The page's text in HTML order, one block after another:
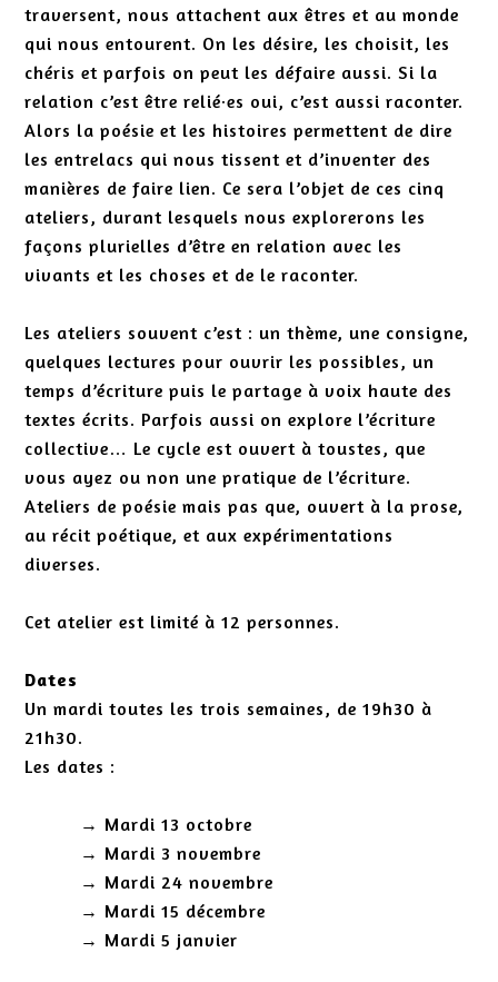
traversent, nous attachent aux êtres et au monde
qui nous entourent. On les désire, les choisit, les
chéris et parfois on peut les défaire aussi. Si la
relation c’est être relié·es oui, c’est aussi raconter.
Alors la poésie et les histoires permettent de dire
les entrelacs qui nous tissent et d’inventer des
manières de faire lien. Ce sera l’objet de ces cinq
ateliers, durant lesquels nous explorerons les
façons plurielles d’être en relation avec les
vivants et les choses et de le raconter.
Les ateliers souvent c’est : un thème, une consigne,
quelques lectures pour ouvrir les possibles, un
temps d’écriture puis le partage à voix haute des
textes écrits. Parfois aussi on explore l’écriture
collective… Le cycle est ouvert à toustes, que
vous ayez ou non une pratique de l’écriture.
Ateliers de poésie mais pas que, ouvert à la prose,
au récit poétique, et aux expérimentations
diverses.
Cet atelier est limité à 12 personnes.
Dates
Un mardi toutes les trois semaines, de 19h30 à
21h30.
Les dates :
Mardi 13 octobre
Mardi 3 novembre
Mardi 24 novembre
Mardi 15 décembre
Mardi 5 janvier